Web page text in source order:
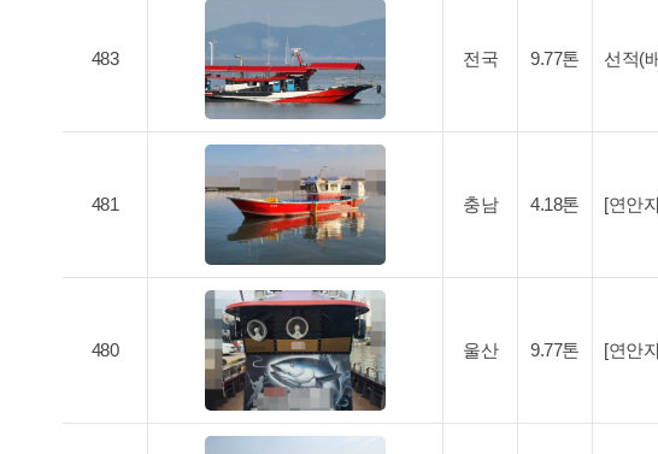
483 전국 9.77톤 선적(
481 충남 4.18톤 [연안
480 울산 9.77톤 [연안